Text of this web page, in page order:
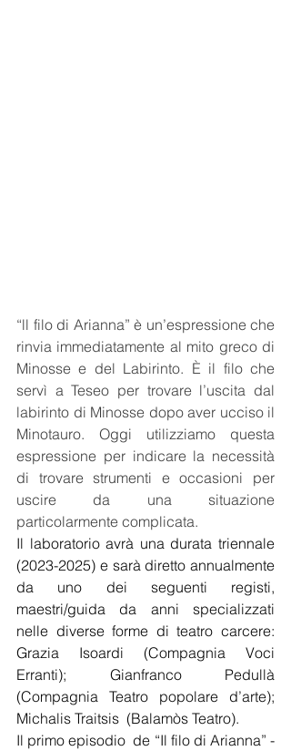
“ll filo di Arianna” è un’espressione che
rinvia immediatamente al mito greco di
Minosse e del Labirinto. È il filo che
servì a Teseo per trovare l’uscita dal
labirinto di Minosse dopo aver ucciso il
Minotauro. Oggi utilizziamo questa
espressione per indicare la necessità
di trovare strumenti e occasioni per
uscire da una situazione
particolarmente complicata.
Il laboratorio avrà una durata triennale
(2023-2025) e sarà diretto annualmente
da uno dei seguenti registi,
maestri/guida da anni specializzati
nelle diverse forme di teatro carcere:
Grazia Isoardi (Compagnia Voci
Erranti); Gianfranco Pedullà
(Compagnia Teatro popolare d’arte);
Michalis Traitsis  (Balamòs Teatro).
Il primo episodio  de “Il filo di Arianna” -